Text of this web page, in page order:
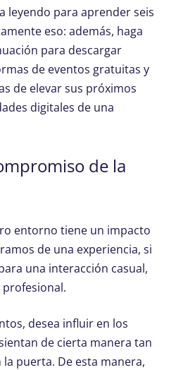
leyendo para aprender seis
eso: además, haga
para descargar
de eventos gratuitas y
de elevar sus próximos
digitales de una
de la
entorno tiene un impacto
de una experiencia, si
una interacción casual,
profesional.
desea influir en los
de cierta manera tan
puerta. De esta manera,